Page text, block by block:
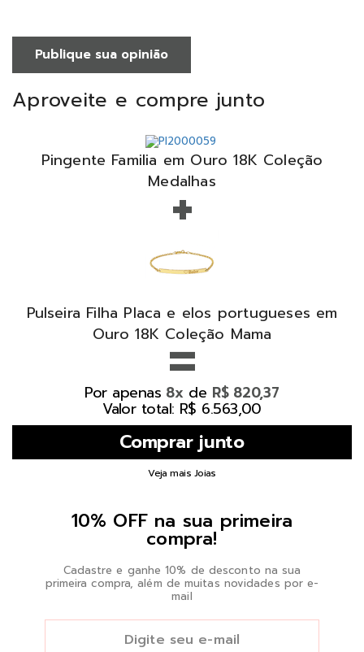
Publique sua opinião
Aproveite e compre junto
Pingente Familia em Ouro 18K Coleção
Medalhas
+
Pulseira Filha Placa e elos portugueses em
Ouro 18K Coleção Mama
=
Por apenas 8x de R$ 820,37
Valor total: R$ 6.563,00
Veja mais Joias
10% OFF na sua primeira
compra!
Cadastre e ganhe 10% de desconto na sua
primeira compra, além de muitas novidades por e-
mail